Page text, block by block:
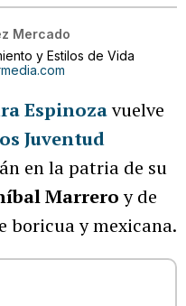
Mercado
y Estilos de Vida
Espinozavuelve
Juventud
en la patria de su
Marreroy de
boricua y mexicana.